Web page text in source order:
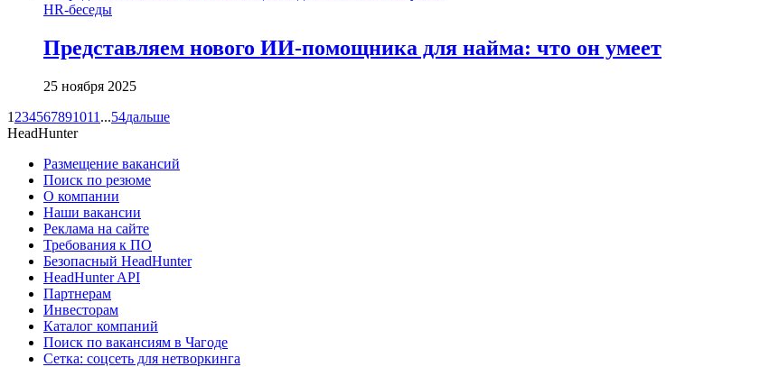
HR-беседы
Представляем нового ИИ-помощника для найма: что он умеет
25 ноября 2025
1 234567891011 ...54дальше
HeadHunter
Размещение вакансий
Поиск по резюме
О компании
Наши вакансии
Реклама на сайте
Требования к ПО
Безопасный HeadHunter
HeadHunter API
Партнерам
Инвесторам
Каталог компаний
Поиск по вакансиям в Чагоде
Сетка: соцсеть для нетворкинга